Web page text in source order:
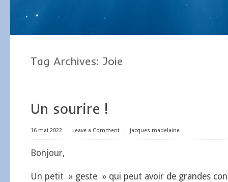
Tag Archives: Joie
Un sourire !
16 mai 2022 ⋅ Leave a Comment ⋅ jacques madelaine
Bonjour,
Un petit » geste » qui peut avoir de grandes